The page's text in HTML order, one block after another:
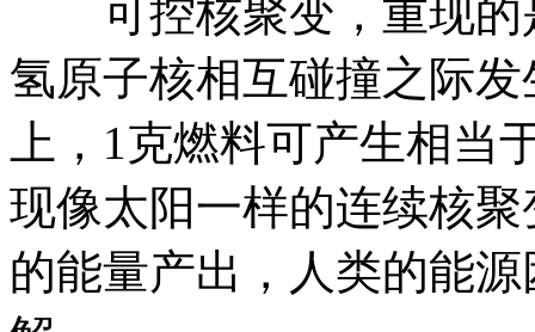
可控核聚变，重现的
氢原子核相互碰撞之际
上，1克燃料可产生相当
现像太阳一样的连续核
的能量产出，人类的能